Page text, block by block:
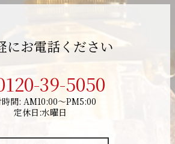
にお電話ください
39-5050
間: AM10:00～PM5:00
定休日:水曜日